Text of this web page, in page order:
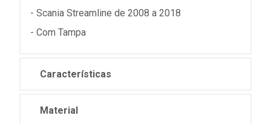
- Scania Streamline de 2008 a 2018
- Com Tampa
Características
Material